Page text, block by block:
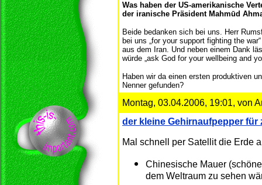
Was haben der US-amerikanische
der iranische Präsident Mahmūd
Beide bedanken sich bei uns. Herr
bei uns „for your support fighting the
aus dem Iran. Und neben einem Dank
würde „ask God for your wellbeing and
Haben wir da einen ersten produktiven
Nenner gefunden?
Montag, 03.04.2006, 19:01, von
der kleine Gehirnaufpepper für
Mal schnell per Satellit die Erde
Chinesische Mauer
dem Weltraum zu sehen